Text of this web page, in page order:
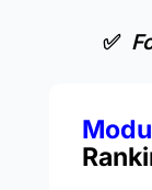
✅